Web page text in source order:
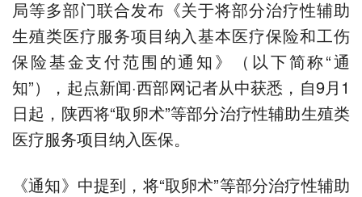
局等多部门联合发布《关于将部分治疗性辅助
生殖类医疗服务项目纳入基本医疗保险和工伤
保险基金支付范围的通知》（以下简称“通
知”），起点新闻·西部网记者从中获悉，自9月1
日起，陕西将“取卵术”等部分治疗性辅助生殖类
医疗服务项目纳入医保。
《通知》中提到，将“取卵术”等部分治疗性辅助